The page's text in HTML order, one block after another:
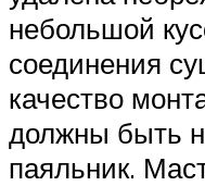
небольшой
соединения
качество
должны быть
паяльник.